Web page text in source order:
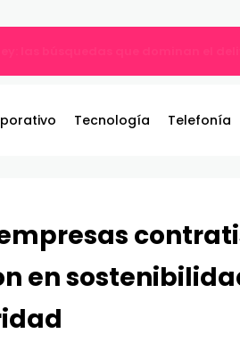
Tecnología Telefonía
en